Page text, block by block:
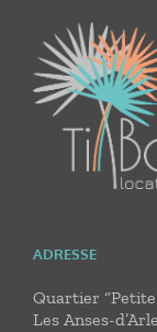
ADRESSE
Quartier “Petite
Les Anses-